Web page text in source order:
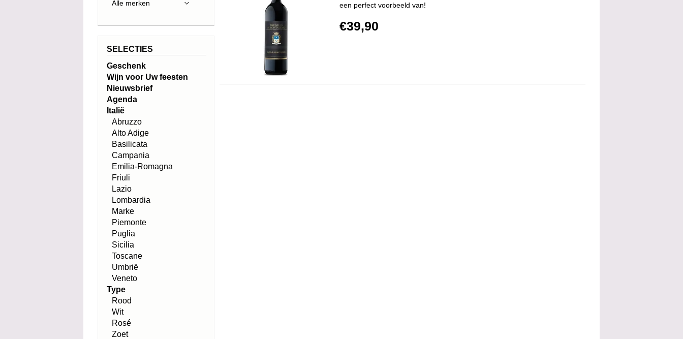
een perfect voorbeeld van!
€39,90
SELECTIES
Geschenk
Wijn voor Uw feesten
Nieuwsbrief
Agenda
Italië
Abruzzo
Alto Adige
Basilicata
Campania
Emilia-Romagna
Friuli
Lazio
Lombardia
Marke
Piemonte
Puglia
Sicilia
Toscane
Umbrië
Veneto
Type
Rood
Wit
Rosé
Zoet